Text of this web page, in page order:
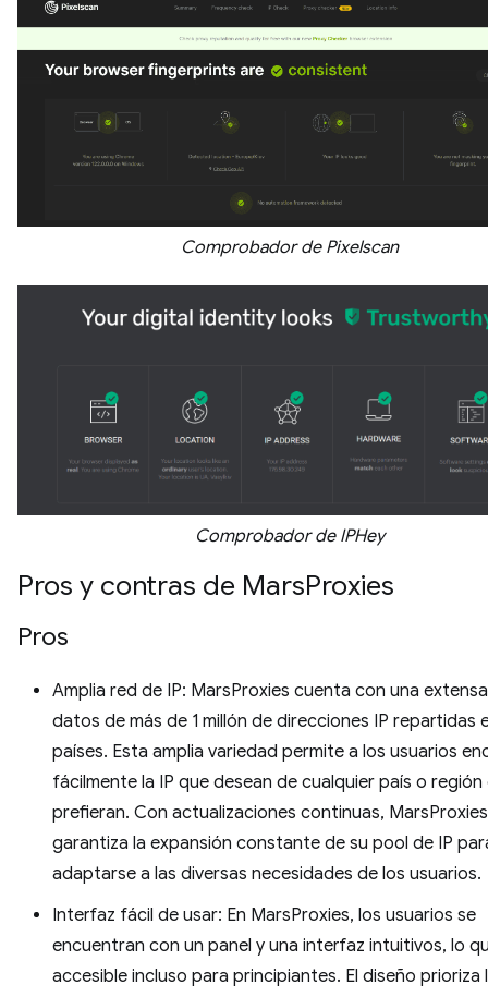
Comprobador de Pixelscan
Comprobador de IPHey
Pros y contras de MarsProxies
Pros
Amplia red de IP: MarsProxies cuenta con una
datos de más de 1 millón de direcciones IP repartidas
países. Esta amplia variedad permite a los usuarios
fácilmente la IP que desean de cualquier país o región
prefieran. Con actualizaciones continuas, MarsProxies
garantiza la expansión constante de su pool de IP
adaptarse a las diversas necesidades de los usuarios.
Interfaz fácil de usar: En MarsProxies, los usuarios se
encuentran con un panel y una interfaz intuitivos, lo
accesible incluso para principiantes. El diseño prioriza